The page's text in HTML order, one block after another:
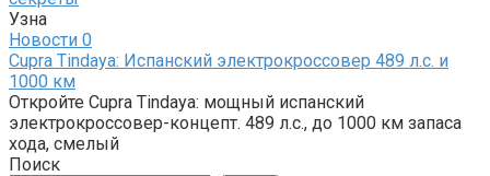
Узна
Новости 0
Cupra Tindaya: Испанский электрокроссовер 489 л.с. и
1000 км
Откройте Cupra Tindaya: мощный испанский
электрокроссовер-концепт. 489 л.с., до 1000 км запаса
хода, смелый
Поиск